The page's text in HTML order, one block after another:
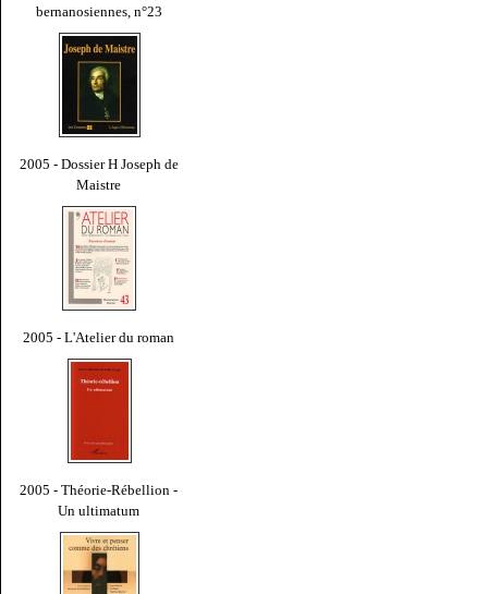
bernanosiennes, n°23
2005 - Dossier H Joseph de
Maistre
2005 - L'Atelier du roman
2005 - Théorie-Rébellion -
Un ultimatum